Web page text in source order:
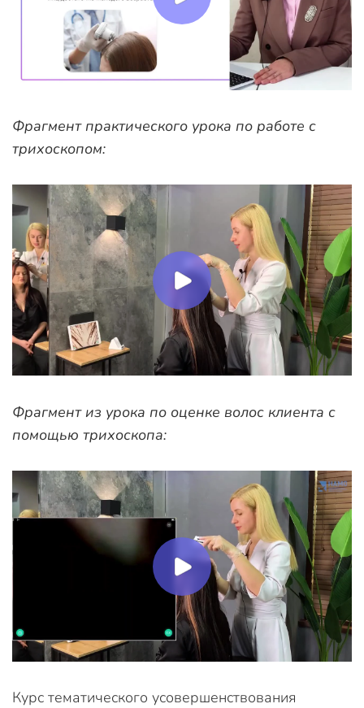
Фрагмент практического урока по работе с
трихоскопом:
Фрагмент из урока по оценке волос клиента с
помощью трихоскопа:
Курс тематического усовершенствования